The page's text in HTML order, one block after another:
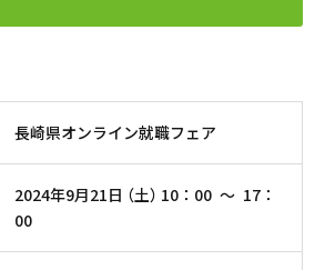
長崎県オンライン就職フェア
2024年9月21日（土）10：00 〜 17：
00